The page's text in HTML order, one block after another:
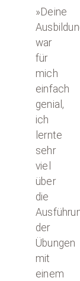
»Deine
war
für
mich
einfach
genial,
ich
lernte
sehr
viel
über
die
der
Übungen
mit
einem